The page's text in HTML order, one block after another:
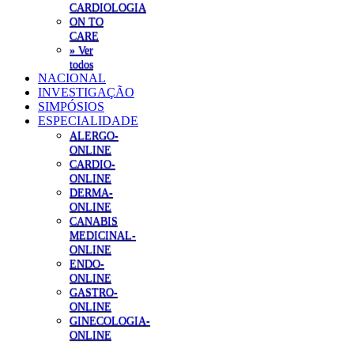
CARDIOLOGIA
ON TO
CARE
» Ver
todos
NACIONAL
INVESTIGAÇÃO
SIMPÓSIOS
ESPECIALIDADE
ALERGO-
ONLINE
CARDIO-
ONLINE
DERMA-
ONLINE
CANABIS
MEDICINAL-
ONLINE
ENDO-
ONLINE
GASTRO-
ONLINE
GINECOLOGIA-
ONLINE